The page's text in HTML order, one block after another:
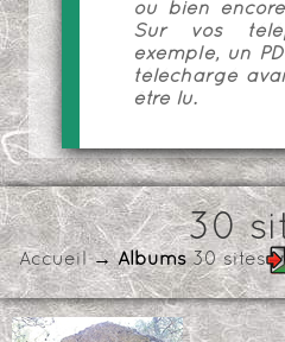
ou bien
Sur vos
exemple, un
téléchargé
être lu.
30
Accueil→ Albums30 sites